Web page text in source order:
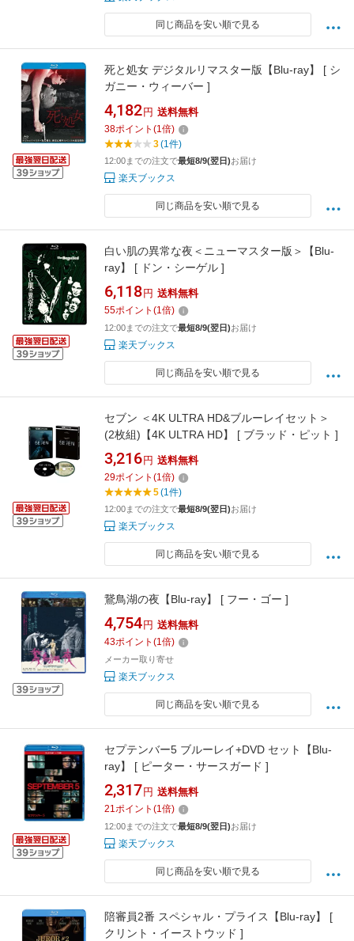
同じ商品を安い順で見る
死と処女 デジタルリマスター版【Blu-ray】 [ シ
ガニー・ウィーバー ]
4,182 円 送料無料
38ポイント (1倍)
3(1件)
12:00までの注文で最短8/9(翌日)お届け
楽天ブックス
同じ商品を安い順で見る
白い肌の異常な夜＜ニューマスター版＞【Blu-
ray】 [ ドン・シーゲル ]
6,118 円 送料無料
55ポイント (1倍)
12:00までの注文で最短8/9(翌日)お届け
楽天ブックス
同じ商品を安い順で見る
セブン ＜4K ULTRA HD&ブルーレイセット＞
(2枚組)【4K ULTRA HD】 [ ブラッド・ピット ]
3,216 円 送料無料
29ポイント (1倍)
5(1件)
12:00までの注文で最短8/9(翌日)お届け
楽天ブックス
同じ商品を安い順で見る
鵞鳥湖の夜【Blu-ray】 [ フー・ゴー ]
4,754 円 送料無料
43ポイント (1倍)
メーカー取り寄せ
楽天ブックス
同じ商品を安い順で見る
セプテンバー5 ブルーレイ+DVD セット【Blu-
ray】 [ ピーター・サースガード ]
2,317 円 送料無料
21ポイント (1倍)
12:00までの注文で最短8/9(翌日)お届け
楽天ブックス
同じ商品を安い順で見る
陪審員2番 スペシャル・プライス【Blu-ray】 [
クリント・イーストウッド ]